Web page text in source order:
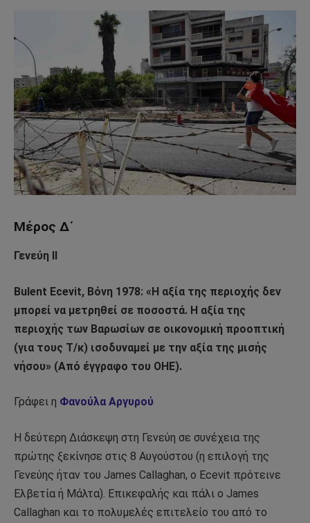
Μέρος Δ΄
Γενεύη ΙΙ
Bulent Ecevit, Βόνη 1978: «Η αξία της περιοχής δεν
μπορεί να μετρηθεί σε ποσοστά. Η αξία της
περιοχής των Βαρωσίων σε οικονομική προοπτική
(για τους Τ/κ) ισοδυναμεί με την αξία της μισής
νήσου» (Από έγγραφο του ΟΗΕ).
Γράφει η Φανούλα Αργυρού
Η δεύτερη Διάσκεψη στη Γενεύη σε συνέχεια της
πρώτης ξεκίνησε στις 8 Αυγούστου (η επιλογή της
Γενεύης ήταν του James Callaghan, ο Ecevit πρότεινε
Ελβετία ή Μάλτα). Επικεφαλής και πάλι ο James
Callaghan και το πολυμελές επιτελείο του από το